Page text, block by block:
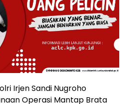
Irjen Sandi Nugroho
Operasi Mantap Brata